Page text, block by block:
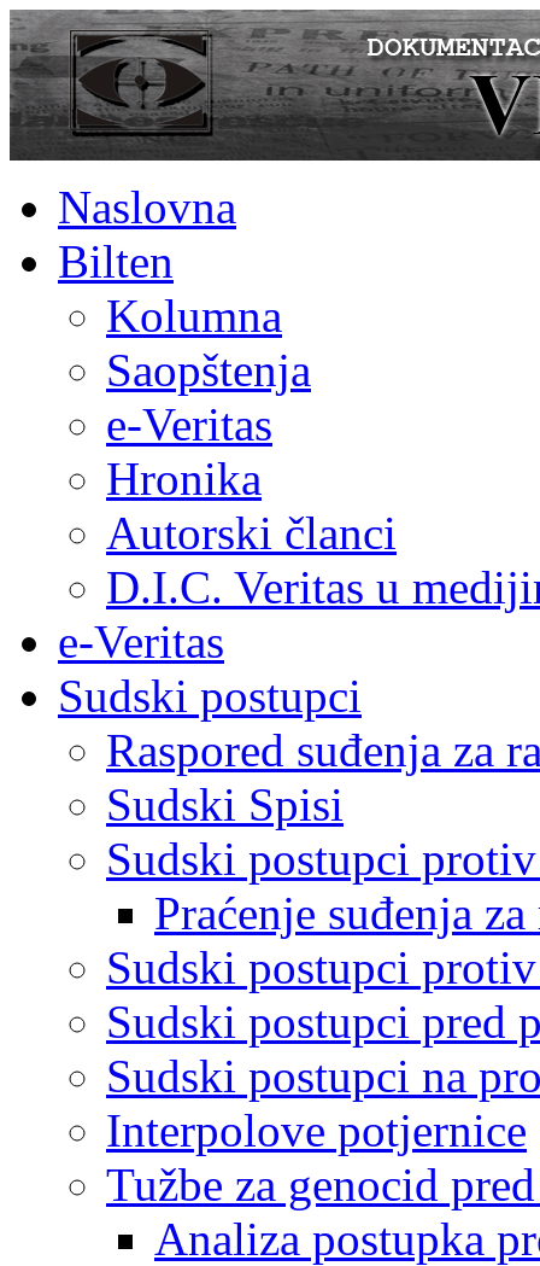
Naslovna
Bilten
Kolumna
Saopštenja
e-Veritas
Hronika
Autorski članci
D.I.C. Veritas u
e-Veritas
Sudski postupci
Raspored suđenja za
Sudski Spisi
Sudski postupci
Praćenje suđenja
Sudski postupci
Sudski postupci pred
Sudski postupci na
Interpolove potjernice
Tužbe za genocid
Analiza postupka